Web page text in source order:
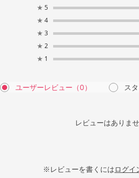
★ 5
★ 4
★ 3
★ 2
★ 1
ユーザーレビュー （0） ス
レビューはありませ
※レビューを書くにはログイ